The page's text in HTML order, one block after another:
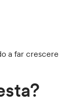
a far crescere